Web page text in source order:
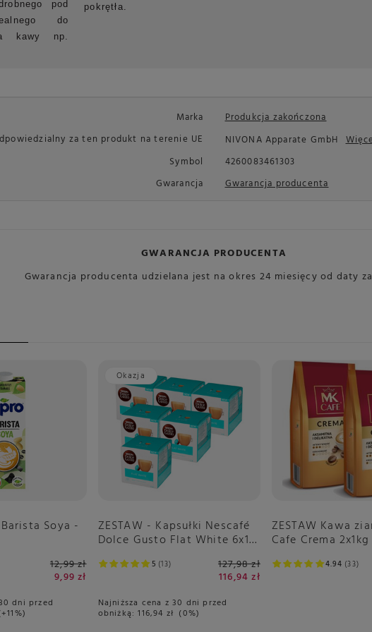
pod
do
kawy np.
pokrętła.
Marka
Produkcja zakończona
za ten produkt na terenie UE
NIVONA Apparate GmbH
Symbol
4260083461303
Gwarancja
Gwarancja producenta
GWARANCJA PRODUCENTA
Gwarancja producenta udzielana jest na okres 24 miesięcy od daty
Soya -
12,99 zł
9,99 zł
dni przed
+11%
Okazja
5 13
ZESTAW - Kapsułki Nescafé
Dolce Gusto Flat White 6x16
127,98 zł
116,94 zł
Najniższa cena z 30 dni przed
obniżką:116,94 zł 0%
4.94 33
ZESTAW Kawa
Cafe Crema 2x1kg